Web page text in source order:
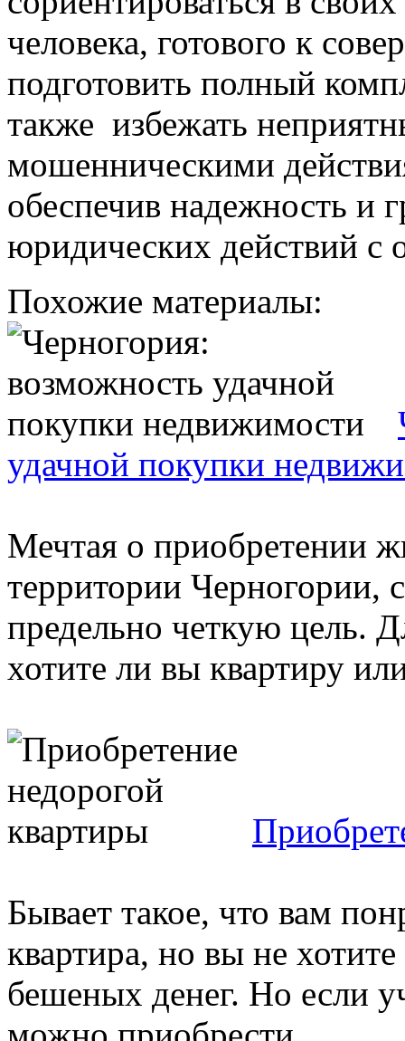
человека, готового к
подготовить полный
также избежать
мошенническими
обеспечив надежность и
юридических действий с
Похожие материалы:
удачной покупки
Мечтая о приобретении
территории Черногории,
предельно четкую цель.
хотите ли вы квартиру
Бывает такое, что вам
квартира, но вы не
бешеных денег. Но если